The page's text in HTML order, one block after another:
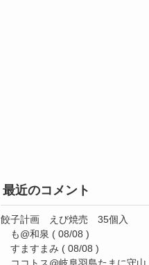
最近のコメント
餃子計画 えび焼売 35個入
も@和泉 ( 08/08 )
すますまみ ( 08/08 )